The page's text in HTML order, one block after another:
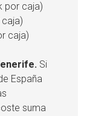
por caja)
caja)
Si
España
suma